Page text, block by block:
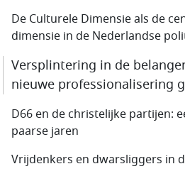
De Culturele Dimensie als de
dimensie in de Nederlandse
Versplintering in de
nieuwe professionalisering
D66 en de christelijke partijen:
paarse jaren
Vrijdenkers en dwarsliggers in